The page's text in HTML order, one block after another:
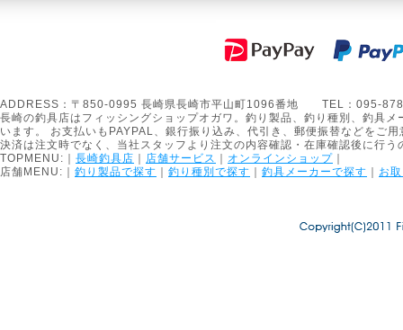
ADDRESS：〒850-0995 長崎県長崎市平山町1096番地 TEL：
長崎の釣具店はフィッシングショップオガワ。釣り製品、釣り種別、釣具
います。 お支払いもPAYPAL、銀行振り込み、代引き、郵便振替などをご用
決済は注文時でなく、当社スタッフより注文の内容確認・在庫確認後に行
TOPMENU:｜ 長崎釣具店 ｜ 店舗サービス ｜ オンラインショップ ｜
店舗MENU:｜ 釣り製品で探す ｜ 釣り種別で探す ｜ 釣具メーカーで探す ｜ お